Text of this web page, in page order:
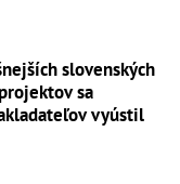
slovenských
sa
vyústil